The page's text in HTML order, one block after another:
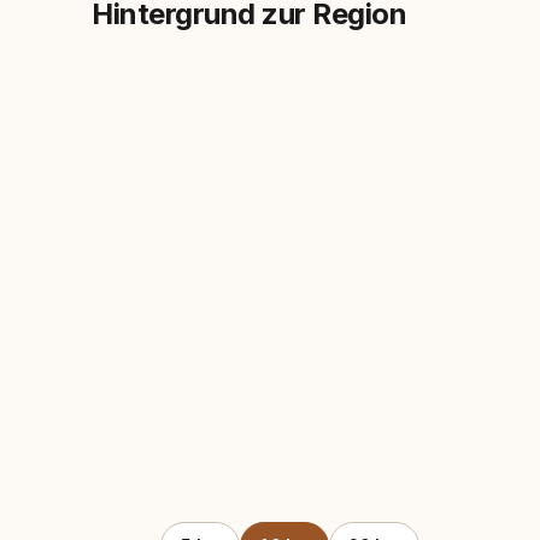
Hintergrund zur Region